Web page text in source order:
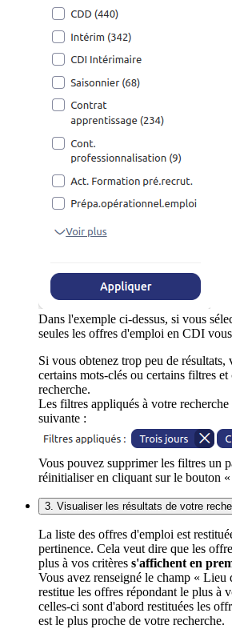
Dans l'exemple ci-dessus, si vous
seules les offres d'emploi en CDI
Si vous obtenez trop peu de
certains mots-clés ou certains filtres
recherche.
Les filtres appliqués à votre recherche
suivante :
Vous pouvez supprimer les filtres un
réinitialiser en cliquant sur le bouton
3. Visualiser les résultats de votre
La liste des offres d'emploi est
pertinence. Cela veut dire que les
plus à vos critères s'affichent en
Vous avez renseigné le champ « Lieu
restitue les offres répondant le plus à
celles-ci sont d'abord restituées les
est le plus proche de votre recherche.